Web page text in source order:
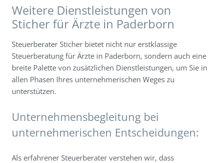
Weitere Dienstleistungen von
Sticher für Ärzte in Paderborn
Steuerberater Sticher bietet nicht nur erstklassige
Steuerberatung für Ärzte in Paderborn, sondern auch eine
breite Palette von zusätzlichen Dienstleistungen, um Sie in
allen Phasen Ihres unternehmerischen Weges zu
unterstützen.
Unternehmensbegleitung bei
unternehmerischen Entscheidungen:
Als erfahrener Steuerberater verstehen wir, dass